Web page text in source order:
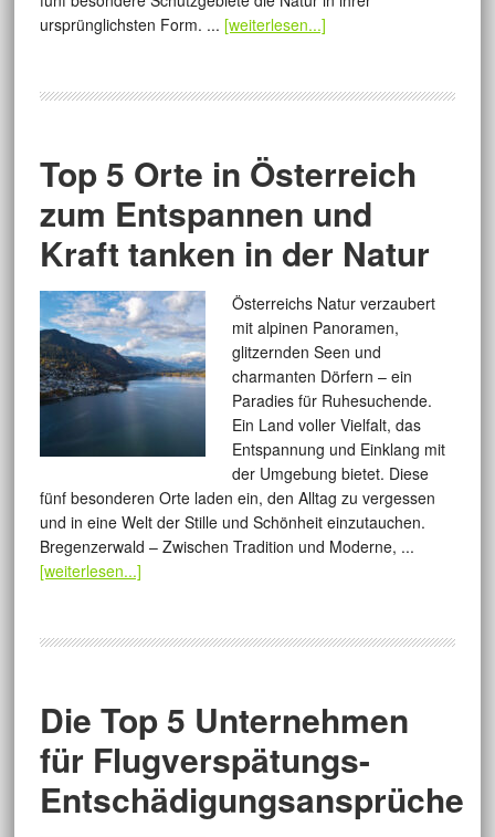
ursprünglichsten Form. ... [weiterlesen...]
Top 5 Orte in Österreich
zum Entspannen und
Kraft tanken in der Natur
Österreichs Natur verzaubert
mit alpinen Panoramen,
glitzernden Seen und
charmanten Dörfern – ein
Paradies für Ruhesuchende.
Ein Land voller Vielfalt, das
Entspannung und Einklang mit
der Umgebung bietet. Diese
fünf besonderen Orte laden ein, den Alltag zu vergessen
und in eine Welt der Stille und Schönheit einzutauchen.
Bregenzerwald – Zwischen Tradition und Moderne, ...
[weiterlesen...]
Die Top 5 Unternehmen
für Flugverspätungs-
Entschädigungsansprüche